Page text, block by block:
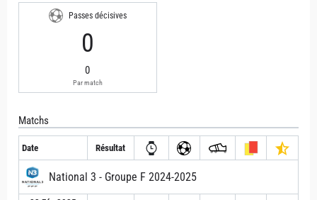
Passes décisives
0
0
Par match
Matchs
Date Résultat
National 3 - Groupe F 2024-2025